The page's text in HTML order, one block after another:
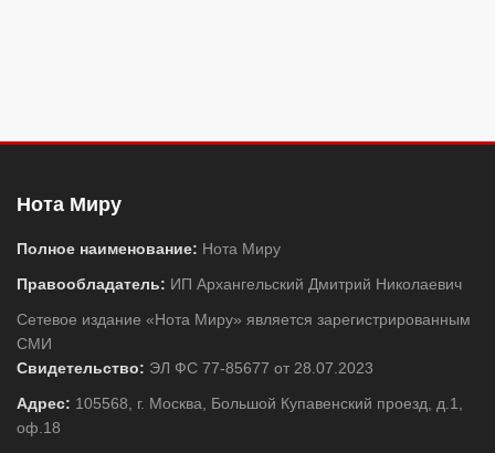
Нота Миру
Полное наименование: Нота Миру
Правообладатель: ИП Архангельский Дмитрий Николаевич
Сетевое издание «Нота Миру» является зарегистрированным
СМИ
Свидетельство: ЭЛ ФС 77-85677 от 28.07.2023
Адрес: 105568, г. Москва, Большой Купавенский проезд, д.1,
оф.18